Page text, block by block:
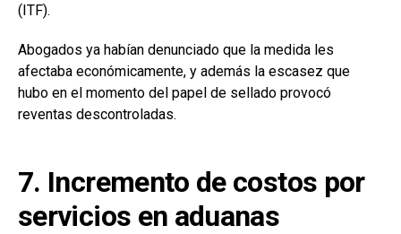
(ITF).
Abogados ya habían denunciado que la medida les
afectaba económicamente, y además la escasez que
hubo en el momento del papel de sellado provocó
reventas descontroladas.
7. Incremento de costos por
servicios en aduanas